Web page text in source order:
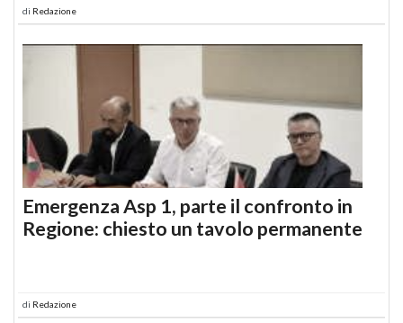
di Redazione
Emergenza Asp 1, parte il confronto in
Regione: chiesto un tavolo permanente
di Redazione